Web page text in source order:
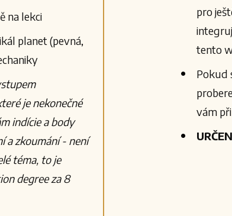
na lekci
planet (pevná,
je nekonečné
indície a body
a zkoumání - není
téma, to je
degree za 8
pro
tento
Pokud
vám